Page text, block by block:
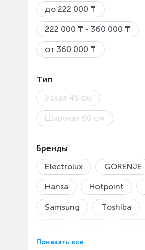
до 222 000 ₸
222 000 ₸ - 360 000 ₸
от 360 000 ₸
Тип
Узкая 45 см
Широкая 60 см
Бренды
Electrolux
GORENJE
Hansa Hotpoint
Samsung Toshiba
Evelux
Показать все